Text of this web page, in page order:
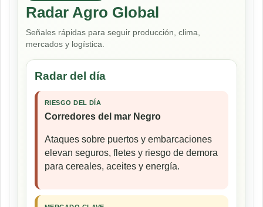
Radar Agro Global
Señales rápidas para seguir producción, clima,
mercados y logística.
Radar del día
RIESGO DEL DÍA
Corredores del mar Negro
Ataques sobre puertos y embarcaciones
elevan seguros, fletes y riesgo de demora
para cereales, aceites y energía.